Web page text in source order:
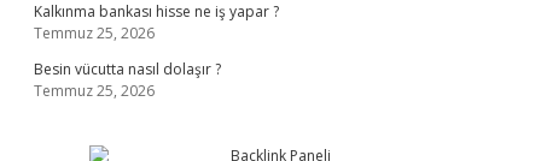
Kalkınma bankası hisse ne iş yapar ?
Temmuz 25, 2026
Besin vücutta nasıl dolaşır ?
Temmuz 25, 2026